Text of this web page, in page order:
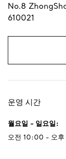
No.8
610021
운영 시간
월요일 - 일요일:
오전 10:00 - 오